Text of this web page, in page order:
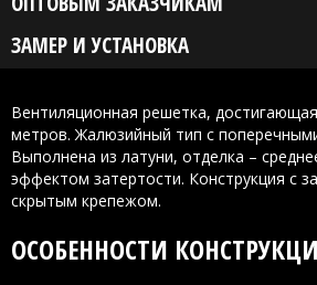
ЗАМЕР И УСТАНОВКА
Вентиляционная решетка,
метров. Жалюзийный тип с
Выполнена из латуни, отделка –
эффектом затертости. Конструкция с
скрытым крепежом.
ОСОБЕННОСТИ